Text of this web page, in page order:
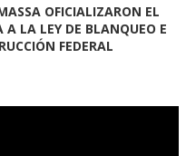
OFICIALIZARON EL
LA LEY DE BLANQUEO E
FEDERAL